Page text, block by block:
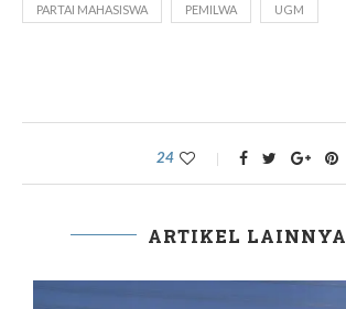
PARTAI MAHASISWA PEMILWA UGM
24
ARTIKEL LAINNYA